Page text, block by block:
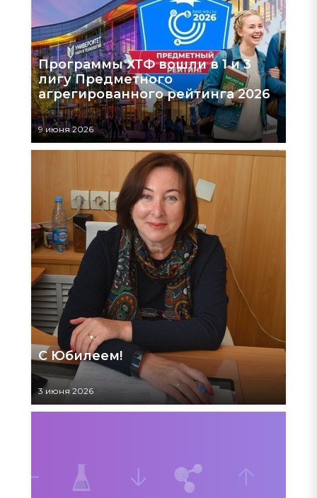
Программы ХТФ вошли в 1 и 3
лигу Предметного
агрегированного рейтинга 2026
9 июня 2026
С Юбилеем!
3 июня 2026